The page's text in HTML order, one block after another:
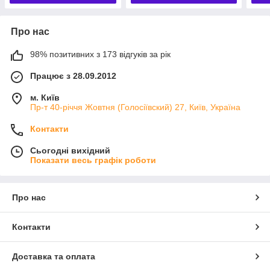
Про нас
98% позитивних з 173 відгуків за рік
Працює з 28.09.2012
м. Київ
Пр-т 40-річчя Жовтня (Голосіївский) 27, Київ, Україна
Контакти
Сьогодні вихідний
Показати весь графік роботи
Про нас
Контакти
Доставка та оплата